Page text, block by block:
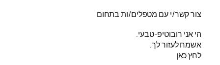
צור קשר/י עם מטפלים/ות בתחום
הי אני רובוטיפ-טבעי.
אשמח לעזור לך.
לחץ כאן